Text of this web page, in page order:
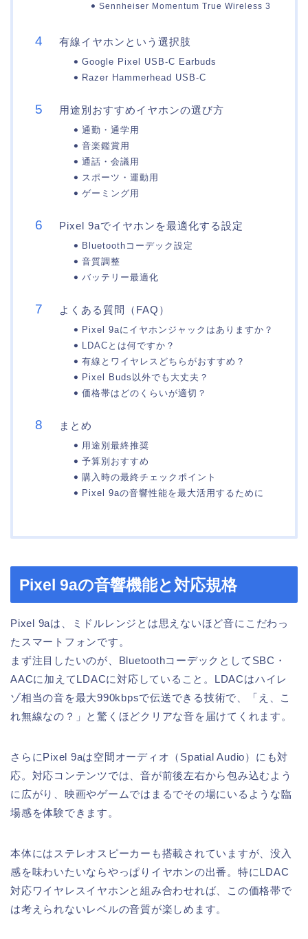
Sennheiser Momentum True Wireless 3
有線イヤホンという選択肢
Google Pixel USB-C Earbuds
Razer Hammerhead USB-C
用途別おすすめイヤホンの選び方
通勤・通学用
音楽鑑賞用
通話・会議用
スポーツ・運動用
ゲーミング用
Pixel 9aでイヤホンを最適化する設定
Bluetoothコーデック設定
音質調整
バッテリー最適化
よくある質問（FAQ）
Pixel 9aにイヤホンジャックはありますか？
LDACとは何ですか？
有線とワイヤレスどちらがおすすめ？
Pixel Buds以外でも大丈夫？
価格帯はどのくらいが適切？
まとめ
用途別最終推奨
予算別おすすめ
購入時の最終チェックポイント
Pixel 9aの音響性能を最大活用するために
Pixel 9aの音響機能と対応規格
Pixel 9aは、ミドルレンジとは思えないほど音にこだわっ
たスマートフォンです。
まず注目したいのが、BluetoothコーデックとしてSBC・
AACに加えてLDACに対応していること。LDACはハイレ
ゾ相当の音を最大990kbpsで伝送できる技術で、「え、こ
れ無線なの？」と驚くほどクリアな音を届けてくれます。
さらにPixel 9aは空間オーディオ（Spatial Audio）にも対
応。対応コンテンツでは、音が前後左右から包み込むよう
に広がり、映画やゲームではまるでその場にいるような臨
場感を体験できます。
本体にはステレオスピーカーも搭載されていますが、没入
感を味わいたいならやっぱりイヤホンの出番。特にLDAC
対応ワイヤレスイヤホンと組み合わせれば、この価格帯で
は考えられないレベルの音質が楽しめます。